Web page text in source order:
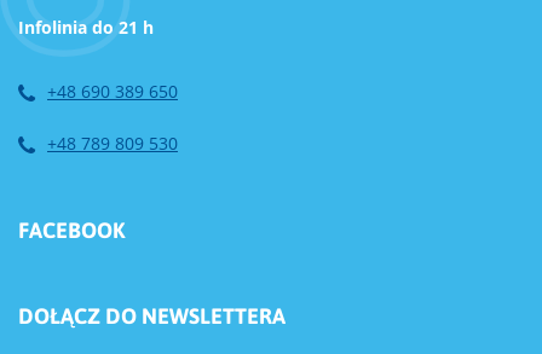
Infolinia do 21 h
+48 690 389 650
+48 789 809 530
FACEBOOK
DOŁĄCZ DO NEWSLETTERA